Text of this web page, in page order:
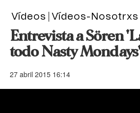
Vídeos Vídeos-Nosotrxs
Entrevista a Sören
todo Nasty Mondays'
27 abril 2015 16:14